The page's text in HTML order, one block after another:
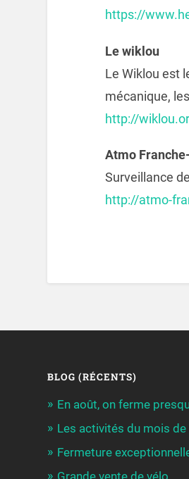
https://
Le wiklou
Le Wiklou est
mécanique,
http://
Atmo
Surveillance
http://atmo-
BLOG (RÉCENTS)
En août, on ferme
Les activités du mois de
Fermeture